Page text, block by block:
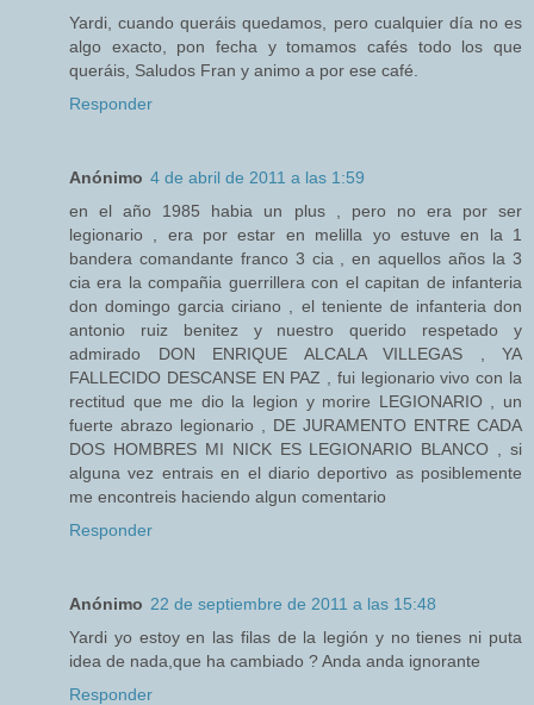
Yardi, cuando queráis quedamos, pero cualquier día no es
algo exacto, pon fecha y tomamos cafés todo los que
queráis, Saludos Fran y animo a por ese café.
Responder
Anónimo 4 de abril de 2011 a las 1:59
en el año 1985 habia un plus , pero no era por ser
legionario , era por estar en melilla yo estuve en la 1
bandera comandante franco 3 cia , en aquellos años la 3
cia era la compañia guerrillera con el capitan de infanteria
don domingo garcia ciriano , el teniente de infanteria don
antonio ruiz benitez y nuestro querido respetado y
admirado DON ENRIQUE ALCALA VILLEGAS , YA
FALLECIDO DESCANSE EN PAZ , fui legionario vivo con la
rectitud que me dio la legion y morire LEGIONARIO , un
fuerte abrazo legionario , DE JURAMENTO ENTRE CADA
DOS HOMBRES MI NICK ES LEGIONARIO BLANCO , si
alguna vez entrais en el diario deportivo as posiblemente
me encontreis haciendo algun comentario
Responder
Anónimo 22 de septiembre de 2011 a las 15:48
Yardi yo estoy en las filas de la legión y no tienes ni puta
idea de nada,que ha cambiado ? Anda anda ignorante
Responder